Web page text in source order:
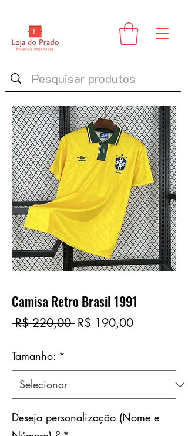
Camisa Retro Brasil 1991
R$ 220,00 Preço
R$ 190,00Preço
Tamanho: *
Deseja personalização (Nome e